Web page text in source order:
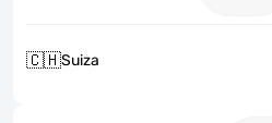
🇨🇭Suiza